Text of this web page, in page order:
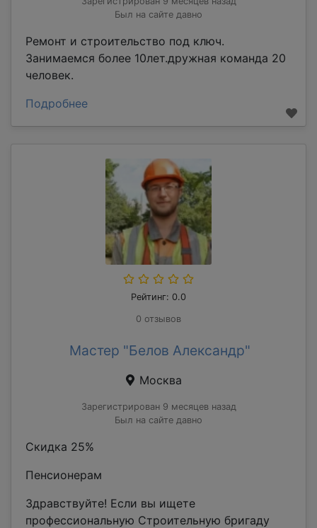
Был на сайте давно
Ремонт и строительство под ключ.
Занимаемся более 10лет.дружная команда 20
человек.
Подробнее
Рейтинг: 0.0
0 отзывов
Мастер "Белов Александр"
Москва
Зарегистрирован 9 месяцев назад
Был на сайте давно
Скидка 25%
Пенсионерам
Здравствуйте! Если вы ищете
профессиональную Строительную бригаду